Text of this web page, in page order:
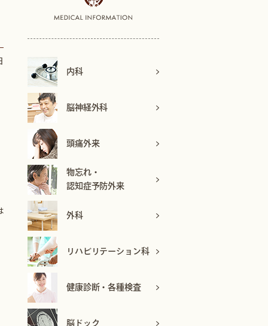
内科
脳神経外科
頭痛外来
物忘れ・
認知症予防外来
外科
リハビリテーション科
健康診断・各種検査
脳ドック